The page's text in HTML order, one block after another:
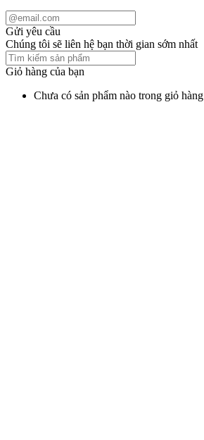
Gửi yêu cầu
Chúng tôi sẽ liên hệ bạn thời gian sớm nhất
Giỏ hàng của bạn
Chưa có sản phẩm nào trong giỏ hàng